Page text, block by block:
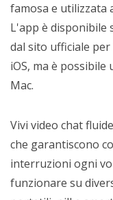
famosa e utilizzata
L'app è disponibile
dal sito ufficiale per
iOS, ma è possibile
Mac.
Vivi video chat
che garantiscono
interruzioni ogni
funzionare su